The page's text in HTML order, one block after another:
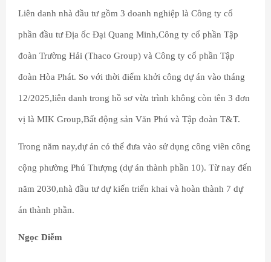
Liên danh nhà đầu tư gồm 3 doanh nghiệp là Công ty cổ
phần đầu tư Địa ốc Đại Quang Minh,Công ty cổ phần Tập
đoàn Trường Hải (Thaco Group) và Công ty cổ phần Tập
đoàn Hòa Phát. So với thời điểm khởi công dự án vào tháng
12/2025,liên danh trong hồ sơ vừa trình không còn tên 3 đơn
vị là MIK Group,Bất động sản Văn Phú và Tập đoàn T&T.
Trong năm nay,dự án có thể đưa vào sử dụng công viên công
cộng phường Phú Thượng (dự án thành phần 10). Từ nay đến
năm 2030,nhà đầu tư dự kiến triển khai và hoàn thành 7 dự
án thành phần.
Ngọc Diễm